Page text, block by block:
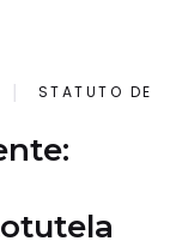
STATUTO DEL